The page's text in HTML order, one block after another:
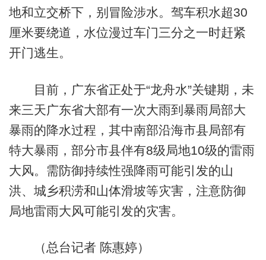
地和立交桥下，别冒险涉水。驾车积水超30
厘米要绕道，水位漫过车门三分之一时赶紧
开门逃生。
目前，广东省正处于“龙舟水”关键期，未
来三天广东省大部有一次大雨到暴雨局部大
暴雨的降水过程，其中南部沿海市县局部有
特大暴雨，部分市县伴有8级局地10级的雷雨
大风。需防御持续性强降雨可能引发的山
洪、城乡积涝和山体滑坡等灾害，注意防御
局地雷雨大风可能引发的灾害。
（总台记者 陈惠婷）